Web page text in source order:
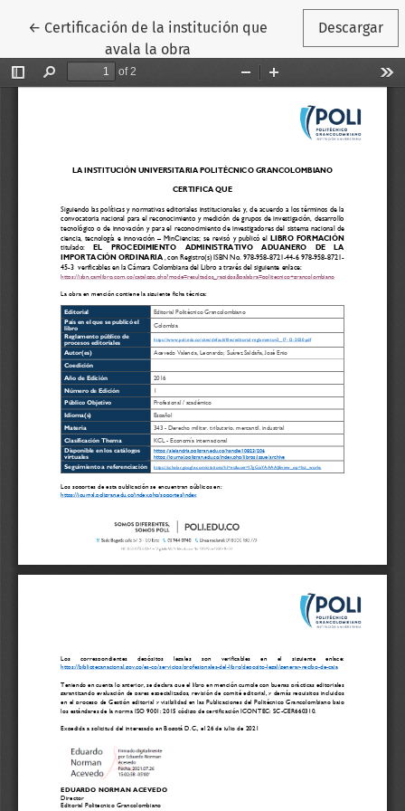
← Volver a los detalles del artículo
Certificación de la institución que
avala la obra
Descargar